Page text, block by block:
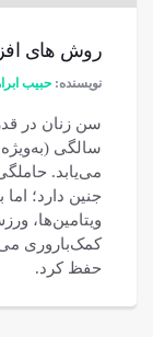
روش های
نویسنده: حبیب
می‌یابد.
جنین دارد؛
ویتامین‌ها،
کمک‌باروری
حفظ کرد.